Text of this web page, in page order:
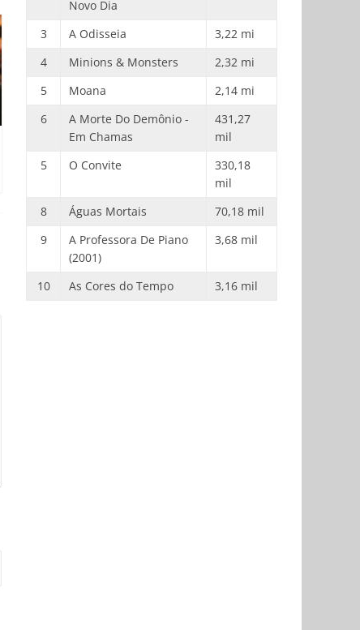
Novo Dia
3 A Odisseia
3,22 mi
4
Minions & Monsters
2,32 mi
5
Moana
2,14 mi
6
A Morte Do Demônio -
Em Chamas
431,27
mil
5
O Convite
330,18
mil
8
Águas Mortais
70,18 mil
9
A Professora De Piano
(2001)
3,68 mil
10 As Cores do Tempo 3,16 mil